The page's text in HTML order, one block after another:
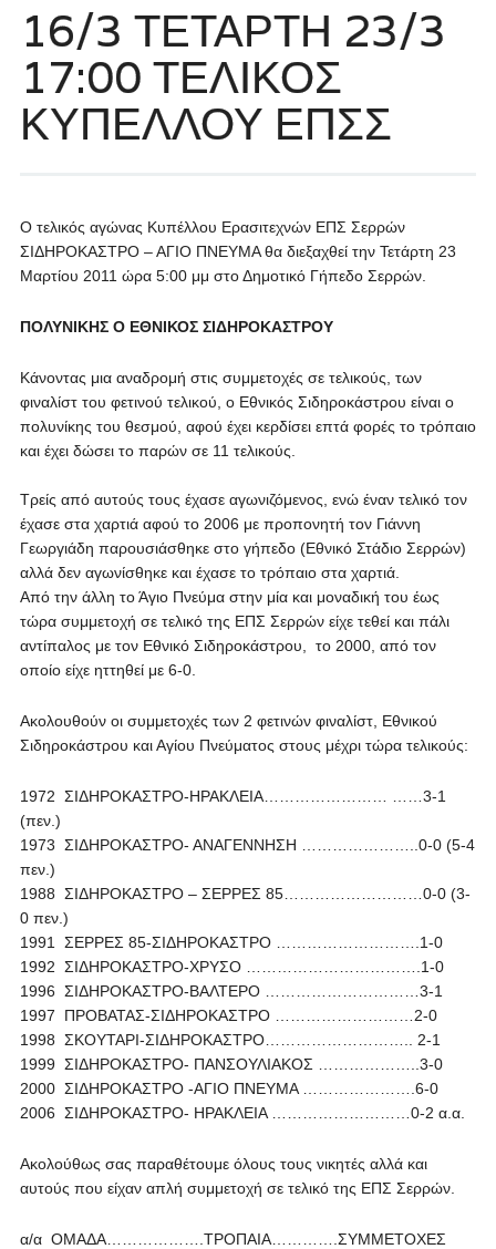
16/3 ΤΕΤΑΡΤΗ 23/3
17:00 ΤΕΛΙΚΟΣ
ΚΥΠΕΛΛΟΥ ΕΠΣΣ
Ο τελικός αγώνας Κυπέλλου Ερασιτεχνών ΕΠΣ Σερρών
ΣΙΔΗΡΟΚΑΣΤΡΟ – ΑΓΙΟ ΠΝΕΥΜΑ θα διεξαχθεί την Τετάρτη 23
Μαρτίου 2011 ώρα 5:00 μμ στο Δημοτικό Γήπεδο Σερρών.
ΠΟΛΥΝΙΚΗΣ Ο ΕΘΝΙΚΟΣ ΣΙΔΗΡΟΚΑΣΤΡΟΥ
Κάνοντας μια αναδρομή στις συμμετοχές σε τελικούς, των
φιναλίστ του φετινού τελικού, ο Εθνικός Σιδηροκάστρου είναι ο
πολυνίκης του θεσμού, αφού έχει κερδίσει επτά φορές το τρόπαιο
και έχει δώσει το παρών σε 11 τελικούς.
Τρείς από αυτούς τους έχασε αγωνιζόμενος, ενώ έναν τελικό τον
έχασε στα χαρτιά αφού το 2006 με προπονητή τον Γιάννη
Γεωργιάδη παρουσιάσθηκε στο γήπεδο (Εθνικό Στάδιο Σερρών)
αλλά δεν αγωνίσθηκε και έχασε το τρόπαιο στα χαρτιά.
Από την άλλη το Άγιο Πνεύμα στην μία και μοναδική του έως
τώρα συμμετοχή σε τελικό της ΕΠΣ Σερρών είχε τεθεί και πάλι
αντίπαλος με τον Εθνικό Σιδηροκάστρου, το 2000, από τον
οποίο είχε ηττηθεί με 6-0.
Ακολουθούν οι συμμετοχές των 2 φετινών φιναλίστ, Εθνικού
Σιδηροκάστρου και Αγίου Πνεύματος στους μέχρι τώρα τελικούς:
1972 ΣΙΔΗΡΟΚΑΣΤΡΟ-ΗΡΑΚΛΕΙΑ…………………… ……3-1
(πεν.)
1973 ΣΙΔΗΡΟΚΑΣΤΡΟ- ΑΝΑΓΕΝΝΗΣΗ …………………..0-0 (5-4
πεν.)
1988 ΣΙΔΗΡΟΚΑΣΤΡΟ – ΣΕΡΡΕΣ 85………………………0-0 (3-
0 πεν.)
1991 ΣΕΡΡΕΣ 85-ΣΙΔΗΡΟΚΑΣΤΡΟ ……………………….1-0
1992 ΣΙΔΗΡΟΚΑΣΤΡΟ-ΧΡΥΣΟ …………………………….1-0
1996 ΣΙΔΗΡΟΚΑΣΤΡΟ-ΒΑΛΤΕΡΟ …………………………3-1
1997 ΠΡΟΒΑΤΑΣ-ΣΙΔΗΡΟΚΑΣΤΡΟ ………………………2-0
1998 ΣΚΟΥΤΑΡΙ-ΣΙΔΗΡΟΚΑΣΤΡΟ……………………….. 2-1
1999 ΣΙΔΗΡΟΚΑΣΤΡΟ- ΠΑΝΣΟΥΛΙΑΚΟΣ ………………..3-0
2000 ΣΙΔΗΡΟΚΑΣΤΡΟ -ΑΓΙΟ ΠΝΕΥΜΑ ………………….6-0
2006 ΣΙΔΗΡΟΚΑΣΤΡΟ- ΗΡΑΚΛΕΙΑ ………………………0-2 α.α.
Ακολούθως σας παραθέτουμε όλους τους νικητές αλλά και
αυτούς που είχαν απλή συμμετοχή σε τελικό της ΕΠΣ Σερρών.
α/α ΟΜΑΔΑ……………….ΤΡΟΠΑΙΑ………….ΣΥΜΜΕΤΟΧΕΣ